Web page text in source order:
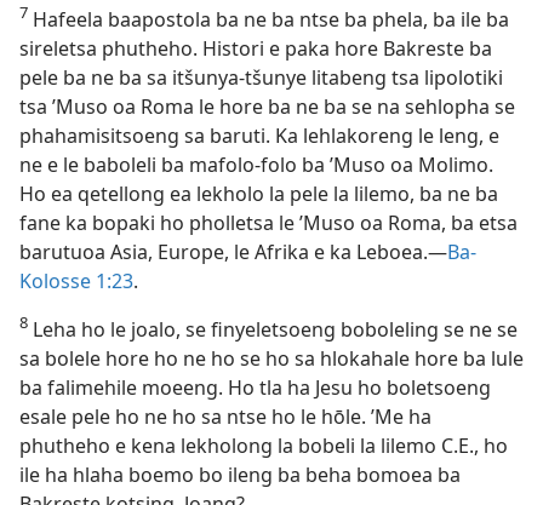
7 Hafeela baapostola ba ne ba ntse ba phela, ba ile ba
sireletsa phutheho. Histori e paka hore Bakreste ba
pele ba ne ba sa itšunya-tšunye litabeng tsa lipolotiki
tsa ’Muso oa Roma le hore ba ne ba se na sehlopha se
phahamisitsoeng sa baruti. Ka lehlakoreng le leng, e
ne e le baboleli ba mafolo-folo ba ’Muso oa Molimo.
Ho ea qetellong ea lekholo la pele la lilemo, ba ne ba
fane ka bopaki ho pholletsa le ’Muso oa Roma, ba etsa
barutuoa Asia, Europe, le Afrika e ka Leboea.—Ba-
Kolosse 1:23.
8 Leha ho le joalo, se finyeletsoeng boboleling se ne se
sa bolele hore ho ne ho se ho sa hlokahale hore ba lule
ba falimehile moeeng. Ho tla ha Jesu ho boletsoeng
esale pele ho ne ho sa ntse ho le hōle. ’Me ha
phutheho e kena lekholong la bobeli la lilemo C.E., ho
ile ha hlaha boemo bo ileng ba beha bomoea ba